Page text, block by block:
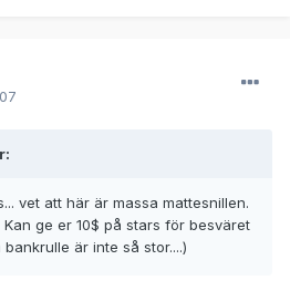
vet att här är massa mattesnillen.
ge er 10$ på stars för besväret
är inte så stor....)